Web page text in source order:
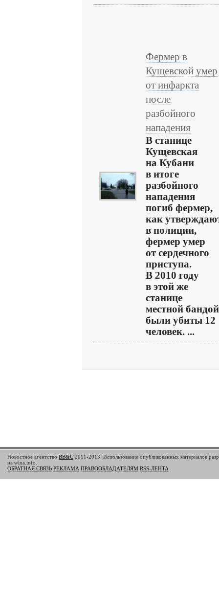
Фермер в
Кущевской умер
от инфаркта
после
разбойного
нападения
В станице
Кущевская
на Кубани
в итоге
разбойного
нападения
погиб фермер,
как
в полиции,
фермер умер
от сердечного
приступа.
В 2010 году
в этой же
станице
местной бандой
были убиты 12
человек. ...
Новостное агентство BB&C 2011-2013. Использование опубликованных материалов
на wlna.info.
ОБРАТНАЯ СВЯЗЬ РЕКЛАМА ПРАВООБЛАДАТЕЛЯМ RSS-ЛЕНТА